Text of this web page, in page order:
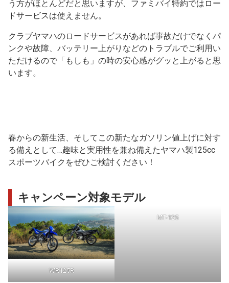
う方がほとんどだと思いますが、ファミバイ特約ではロー
ドサービスは使えません。
クラブヤマハのロードサービスがあれば事故だけでなくパ
ンクや故障、バッテリー上がりなどのトラブルでご利用い
ただけるので「もしも」の時の安心感がグッと上がると思
います。
春からの新生活、そしてこの新たなガソリン値上げに対す
る備えとして…趣味と実用性を兼ね備えたヤマハ製125cc
スポーツバイクをぜひご検討ください！
キャンペーン対象モデル
WR125R
MT-125